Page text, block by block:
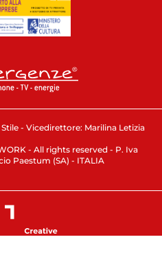
- Vicedirettore: Marilina Letizia
- All rights reserved - P. Iva
Paestum (SA) - ITALIA